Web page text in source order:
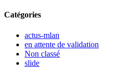
Catégories
actus-mlan
en attente de validation
Non classé
slide